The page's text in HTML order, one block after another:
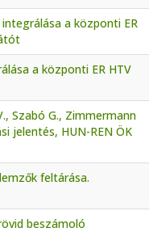
a központi ER
a központi ER HTV
Szabó G., Zimmermann
jelentés, HUN-REN ÖK
feltárása.
beszámoló